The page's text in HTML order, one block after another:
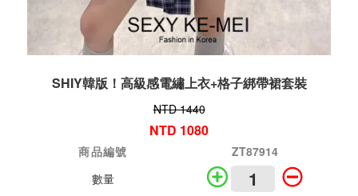
SHIY韓版！高級感電繡上衣+格子綁帶裙套裝
NTD 1440
NTD 1080
商品編號
ZT87914
數量